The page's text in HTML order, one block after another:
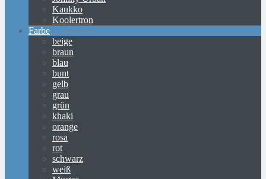
Kaukko
Koolertron
Farbe
beige
braun
blau
bunt
gelb
grau
grün
khaki
orange
rosa
rot
schwarz
weiß